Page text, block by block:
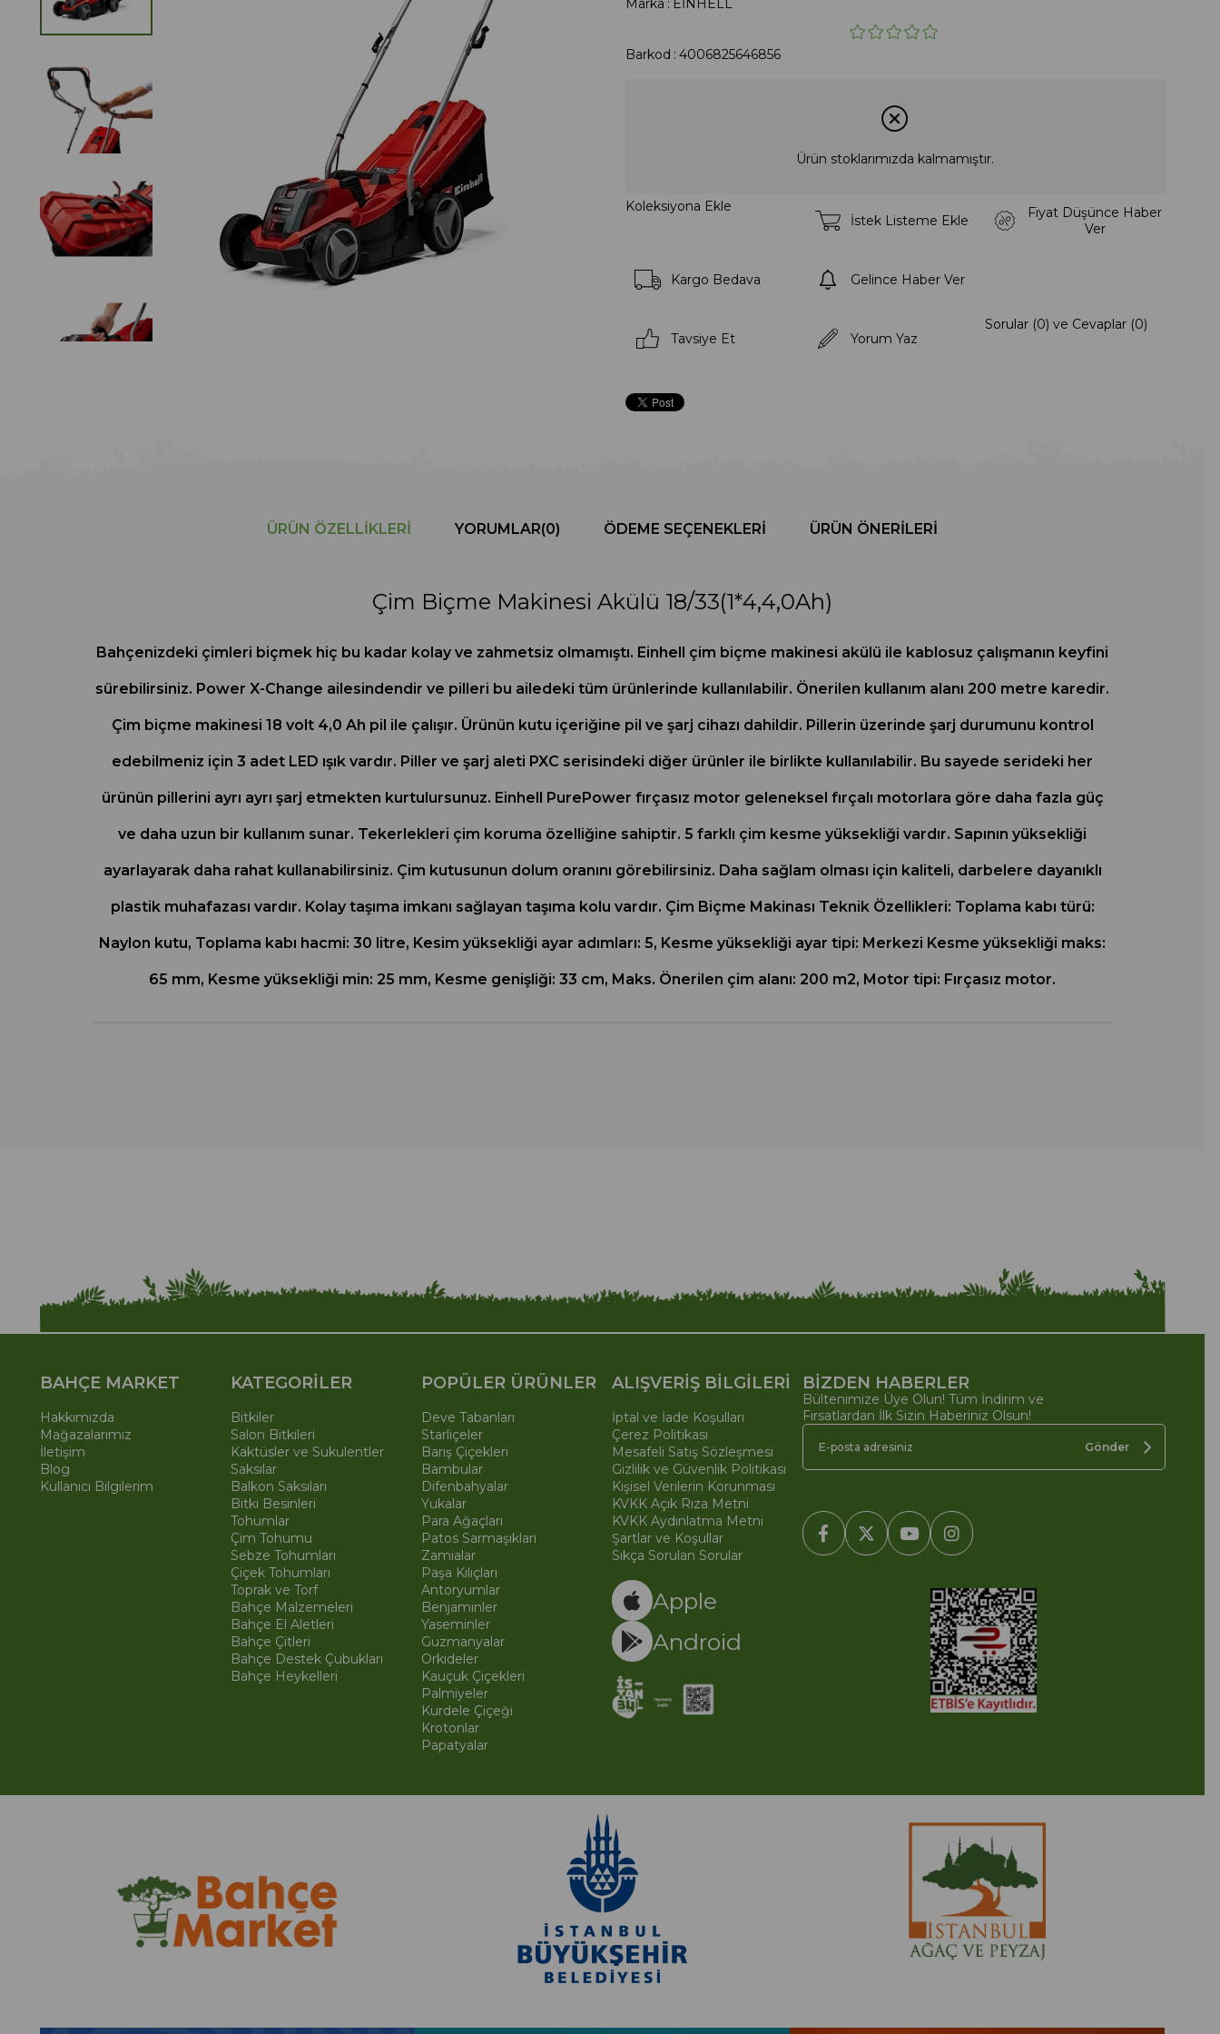
Marka : EİNHELL
Barkod : 4006825646856
Ürün stoklarımızda kalmamıştır.
Koleksiyona Ekle
İstek Listeme Ekle
Fiyat Düşünce Haber
Ver
Kargo Bedava Gelince Haber Ver
Tavsiye Et Yorum Yaz
Sorular (0) ve Cevaplar (0)
ÜRÜN ÖZELLIKLERI YORUMLAR(0) ÖDEME SEÇENEKLERI ÜRÜN ÖNERILERI
Çim Biçme Makinesi Akülü 18/33(1*4,4,0Ah)
Bahçenizdeki çimleri biçmek hiç bu kadar kolay ve zahmetsiz olmamıştı. Einhell çim biçme makinesi akülü ile kablosuz çalışmanın keyfini
sürebilirsiniz. Power X-Change ailesindendir ve pilleri bu ailedeki tüm ürünlerinde kullanılabilir. Önerilen kullanım alanı 200 metre karedir.
Çim biçme makinesi 18 volt 4,0 Ah pil ile çalışır. Ürünün kutu içeriğine pil ve şarj cihazı dahildir. Pillerin üzerinde şarj durumunu kontrol
edebilmeniz için 3 adet LED ışık vardır. Piller ve şarj aleti PXC serisindeki diğer ürünler ile birlikte kullanılabilir. Bu sayede serideki her
ürünün pillerini ayrı ayrı şarj etmekten kurtulursunuz. Einhell PurePower fırçasız motor geleneksel fırçalı motorlara göre daha fazla güç
ve daha uzun bir kullanım sunar. Tekerlekleri çim koruma özelliğine sahiptir. 5 farklı çim kesme yüksekliği vardır. Sapının yüksekliği
ayarlayarak daha rahat kullanabilirsiniz. Çim kutusunun dolum oranını görebilirsiniz. Daha sağlam olması için kaliteli, darbelere dayanıklı
plastik muhafazası vardır. Kolay taşıma imkanı sağlayan taşıma kolu vardır. Çim Biçme Makinası Teknik Özellikleri: Toplama kabı türü:
Naylon kutu, Toplama kabı hacmi: 30 litre, Kesim yüksekliği ayar adımları: 5, Kesme yüksekliği ayar tipi: Merkezi Kesme yüksekliği maks:
65 mm, Kesme yüksekliği min: 25 mm, Kesme genişliği: 33 cm, Maks. Önerilen çim alanı: 200 m2, Motor tipi: Fırçasız motor.
BAHÇE MARKET
Hakkımızda
Mağazalarımız
İletişim
Blog
Kullanıcı Bilgilerim
KATEGORİLER
Bitkiler
Salon Bitkileri
Kaktüsler ve Sukulentler
Saksılar
Balkon Saksıları
Bitki Besinleri
Tohumlar
Çim Tohumu
Sebze Tohumları
Çiçek Tohumları
Toprak ve Torf
Bahçe Malzemeleri
Bahçe El Aletleri
Bahçe Çitleri
Bahçe Destek Çubukları
Bahçe Heykelleri
POPÜLER ÜRÜNLER
Deve Tabanları
Starliçeler
Barış Çiçekleri
Bambular
Difenbahyalar
Yukalar
Para Ağaçları
Patos Sarmaşıkları
Zamialar
Paşa Kılıçları
Antoryumlar
Benjaminler
Yaseminler
Guzmanyalar
Orkideler
Kauçuk Çiçekleri
Palmiyeler
Kurdele Çiçeği
Krotonlar
Papatyalar
ALIŞVERİŞ BİLGİLERİ
İptal ve İade Koşulları
Çerez Politikası
Mesafeli Satış Sözleşmesi
Gizlilik ve Güvenlik Politikası
Kişisel Verilerin Korunması
KVKK Açık Rıza Metni
KVKK Aydınlatma Metni
Şartlar ve Koşullar
Sıkça Sorulan Sorular
Apple
Android
BİZDEN HABERLER
Bültenimize Üye Olun! Tüm İndirim ve
Fırsatlardan İlk Sizin Haberiniz Olsun!
Gönder